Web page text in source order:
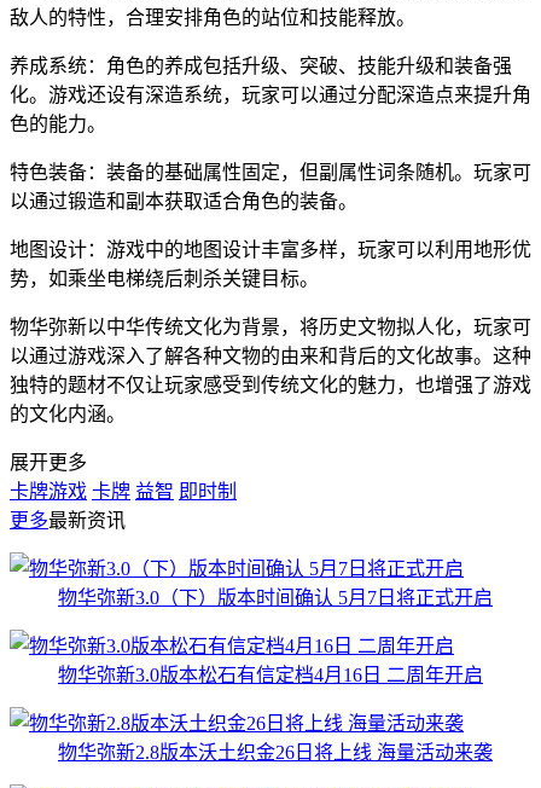
敌人的特性，合理安排角色的站位和技能释放。
养成系统：角色的养成包括升级、突破、技能升级和装备强
化。游戏还设有深造系统，玩家可以通过分配深造点来提升角
色的能力。
特色装备：装备的基础属性固定，但副属性词条随机。玩家可
以通过锻造和副本获取适合角色的装备。
地图设计：游戏中的地图设计丰富多样，玩家可以利用地形优
势，如乘坐电梯绕后刺杀关键目标。
物华弥新以中华传统文化为背景，将历史文物拟人化，玩家可
以通过游戏深入了解各种文物的由来和背后的文化故事。这种
独特的题材不仅让玩家感受到传统文化的魅力，也增强了游戏
的文化内涵。
展开更多
卡牌游戏 卡牌 益智 即时制
更多最新资讯
物华弥新3.0（下）版本时间确认 5月7日将正式开启
物华弥新3.0版本松石有信定档4月16日 二周年开启
物华弥新2.8版本沃土织金26日将上线 海量活动来袭